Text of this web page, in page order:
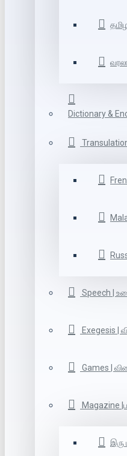
Dictionary &
Speech |
Exegesis |
Games |
Magazine